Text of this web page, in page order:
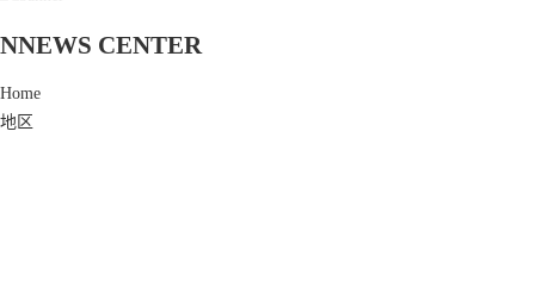
NNEWS CENTER
Home
地区